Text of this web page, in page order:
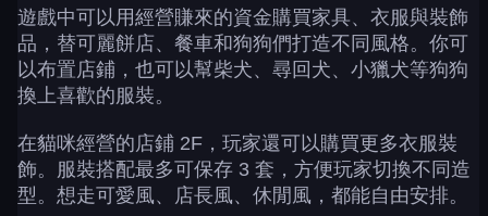
遊戲中可以用經營賺來的資金購買家具、衣服與裝飾
品，替可麗餅店、餐車和狗狗們打造不同風格。你可
以布置店鋪，也可以幫柴犬、尋回犬、小獵犬等狗狗
換上喜歡的服裝。
在貓咪經營的店鋪 2F，玩家還可以購買更多衣服裝
飾。服裝搭配最多可保存 3 套，方便玩家切換不同造
型。想走可愛風、店長風、休閒風，都能自由安排。